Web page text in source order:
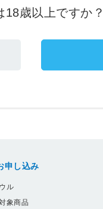
18歳以上ですか？
申し込み
ル
象商品